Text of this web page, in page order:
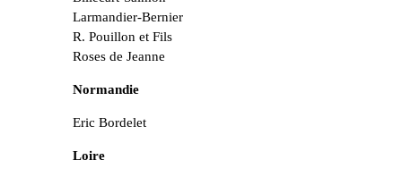
Larmandier-Bernier
R. Pouillon et Fils
Roses de Jeanne
Normandie
Eric Bordelet
Loire